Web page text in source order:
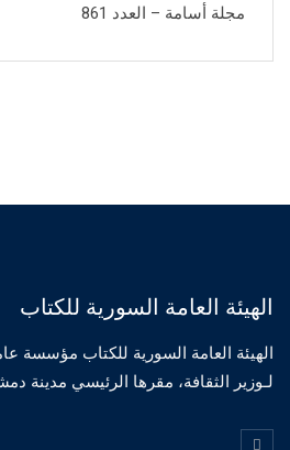
مجلة أسامة – العدد 861
الهيئة العامة السورية للكتاب
الهيئة العامة السورية للكتاب مؤسسة
لـوزير الثقافة، مقرها الرئيسي مدينة